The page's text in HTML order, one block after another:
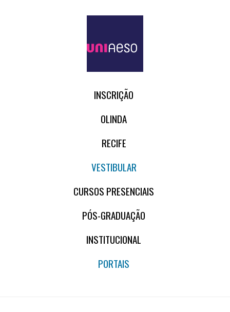
INSCRIÇÃO
OLINDA
RECIFE
VESTIBULAR
CURSOS PRESENCIAIS
PÓS-GRADUAÇÃO
INSTITUCIONAL
PORTAIS